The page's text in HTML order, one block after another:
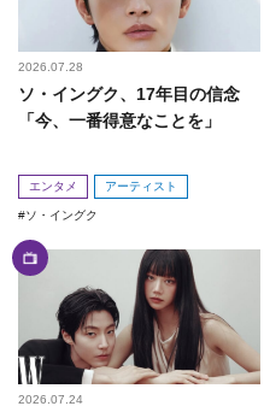
2026.07.28
ソ・イングク、17年目の信念
「今、一番得意なことを」
エンタメ アーティスト
ソ・イングク
2026.07.24